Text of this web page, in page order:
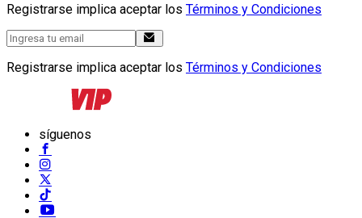
Registrarse implica aceptar los Términos y Condiciones
Registrarse implica aceptar los Términos y Condiciones
síguenos